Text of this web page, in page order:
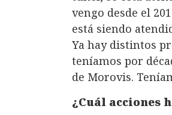
vengo desde el
está siendo
Ya hay distintos
teníamos por
de Morovis.
¿Cuál acciones